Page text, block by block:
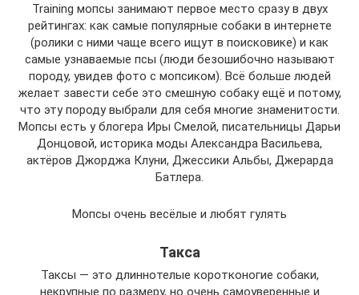
Training мопсы занимают первое место сразу в двух
рейтингах: как самые популярные собаки в интернете
(ролики с ними чаще всего ищут в поисковике) и как
самые узнаваемые псы (люди безошибочно называют
породу, увидев фото с мопсиком). Всё больше людей
желает завести себе это смешную собаку ещё и потому,
что эту породу выбрали для себя многие знаменитости.
Мопсы есть у блогера Иры Смелой, писательницы Дарьи
Донцовой, историка моды Александра Васильева,
актёров Джорджа Клуни, Джессики Альбы, Джерарда
Батлера.
Мопсы очень весёлые и любят гулять
Такса
Таксы — это длиннотелые коротконогие собаки,
некрупные по размеру, но очень самоуверенные и